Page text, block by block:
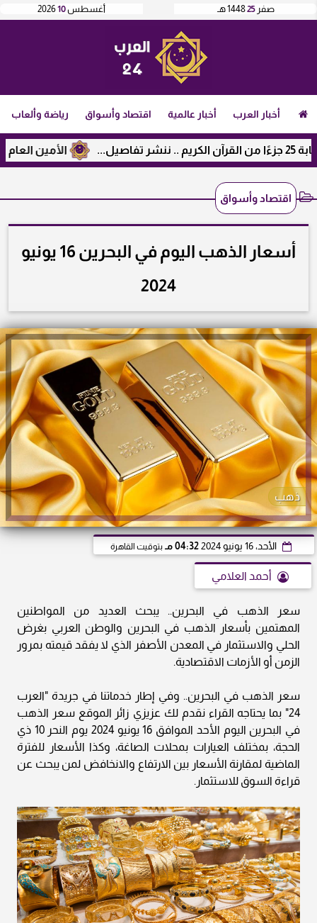
أغسطس10
2026 صفر 251448 هـ
أخبار العرب أخبار عالمية اقتصاد وأسواق رياضة وألعاب
الأمين العام لرابطة
اقتصاد وأسواق
أسعار الذهب اليوم في البحرين 16 يونيو
2024
ذهب
الأحد، 16 يونيو 2024 04:32 مـ بتوقيت القاهرة
أحمد العلامي
سعر الذهب في البحرين.. يبحث العديد من المواطنين
المهتمين بأسعار الذهب في البحرين والوطن العربي بغرض
الحلي والاستثمار في المعدن الأصفر الذي لا يفقد قيمته بمرور
الزمن أو الأزمات الاقتصادية.
سعر الذهب في البحرين.. وفي إطار خدماتنا في جريدة "العرب
24" بما يحتاجه القراء نقدم لك عزيزي زائر الموقع سعر الذهب
في البحرين اليوم الأحد الموافق 16 يونيو 2024 يوم النحر 10 ذي
الحجة، بمختلف العيارات بمحلات الصاغة، وكذا الأسعار للفترة
الماضية لمقارنة الأسعار بين الارتفاع والانخافض لمن يبحث عن
قراءة السوق للاستثمار.